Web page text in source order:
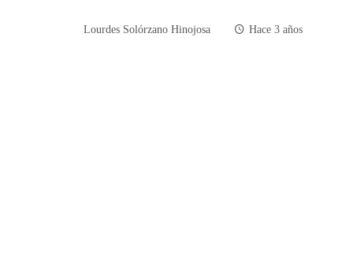
Lourdes Solórzano Hinojosa Hace 3 años